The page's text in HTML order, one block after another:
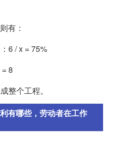
有：
6 / x = 75%
8
整个工程。
有哪些，劳动者在工作